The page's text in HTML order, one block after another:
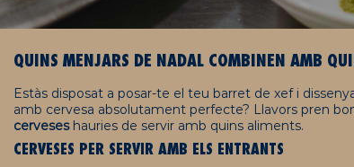
QUINS MENJARS DE NADAL COMBINEN AMB
Estàs disposat a posar-te el teu barret de xef i
amb cervesa absolutament perfecte? Llavors pren
cerveseshauries de servir amb quins aliments.
CERVESES PER SERVIR AMB ELS ENTRANTS